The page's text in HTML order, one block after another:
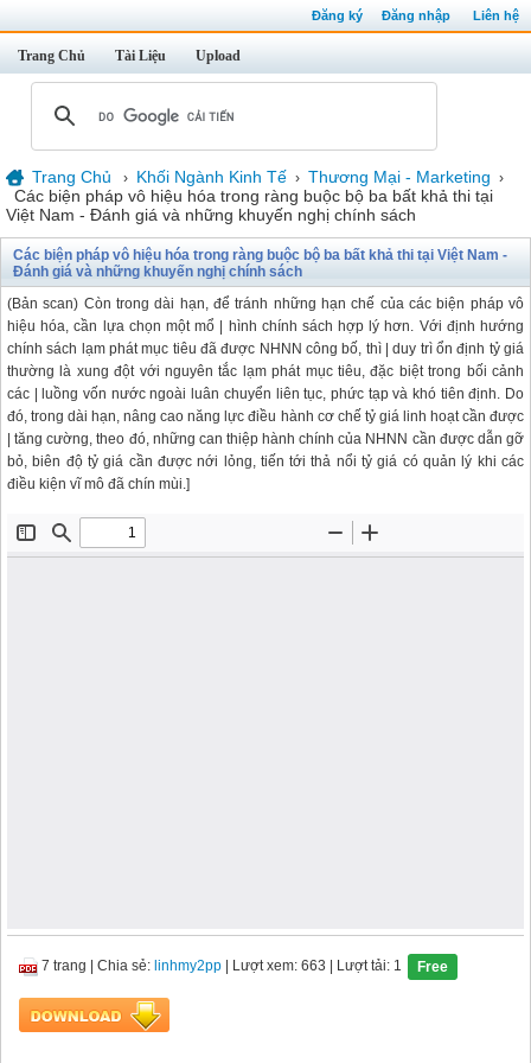
Đăng ký Đăng nhập Liên hệ
Trang Chủ Tài Liệu Upload
Trang Chủ › Khối Ngành Kinh Tế › Thương Mại - Marketing ›
Các biện pháp vô hiệu hóa trong ràng buộc bộ ba bất khả thi tại
Việt Nam - Đánh giá và những khuyến nghị chính sách
Các biện pháp vô hiệu hóa trong ràng buộc bộ ba bất khả thi tại Việt Nam -
Đánh giá và những khuyến nghị chính sách
(Bản scan) Còn trong dài hạn, để tránh những hạn chế của các biện pháp vô
hiệu hóa, cần lựa chọn một mổ | hình chính sách hợp lý hơn. Với định hướng
chính sách lạm phát mục tiêu đã được NHNN công bố, thì | duy trì ổn định tỷ giá
thường là xung đột với nguyên tắc lạm phát mục tiêu, đặc biệt trong bối cảnh
các | luồng vốn nước ngoài luân chuyển liên tục, phức tạp và khó tiên định. Do
đó, trong dài hạn, nâng cao năng lực điều hành cơ chế tỷ giá linh hoạt cần được
| tăng cường, theo đó, những can thiệp hành chính của NHNN cần được dẫn gỡ
bỏ, biên độ tỷ giá cần được nới lỏng, tiến tới thả nổi tỷ giá có quản lý khi các
điều kiện vĩ mô đã chín mùi.]
7 trang Chia sẻ: linhmy2pp | Lượt xem: 663 | Lượt tải: 1 Free